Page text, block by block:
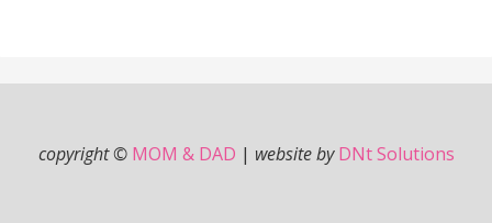
copyright © MOM & DAD | website by DNt Solutions